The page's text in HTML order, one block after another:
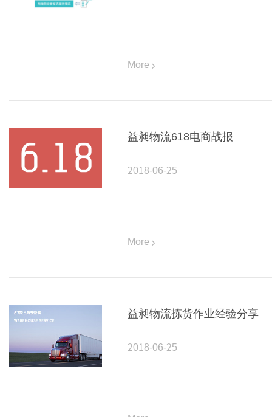
More
益昶物流618电商战报
2018-06-25
More
益昶物流拣货作业经验分享
2018-06-25